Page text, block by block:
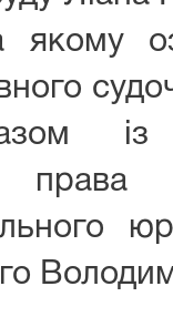
із
права